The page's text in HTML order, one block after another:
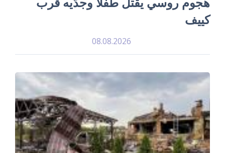
كييف
08.08.2026